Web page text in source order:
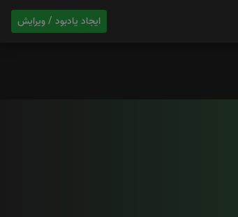
ایجاد یادبود / ویرایش